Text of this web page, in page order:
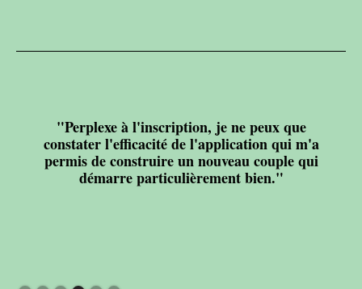
"Perplexe à l'inscription, je ne peux que
constater l'efficacité de l'application qui m'a
permis de construire un nouveau couple qui
démarre particulièrement bien."
Slide 4 of 6.